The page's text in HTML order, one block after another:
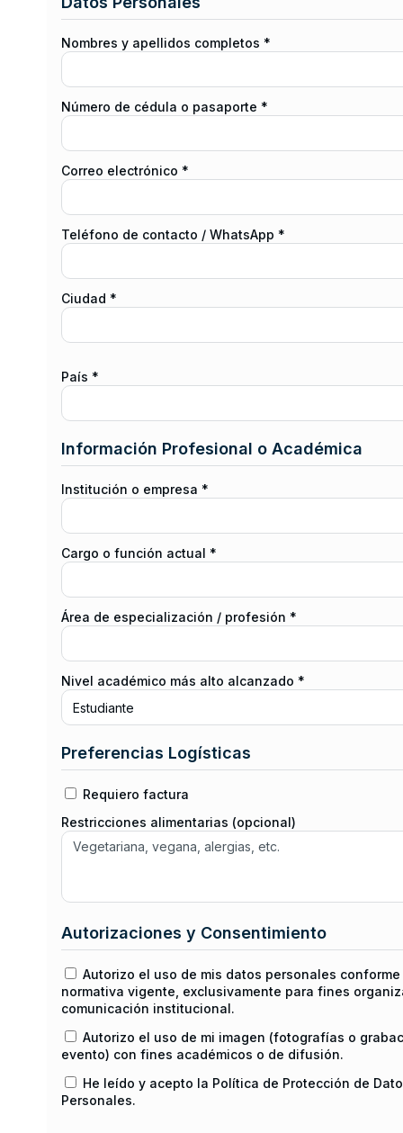
Nombres y apellidos completos *
Número de cédula o pasaporte *
Correo electrónico *
Teléfono de contacto / WhatsApp *
Ciudad *
País *
Información Profesional o Académica
Institución o empresa *
Cargo o función actual *
Área de especialización / profesión *
Nivel académico más alto alcanzado *
Preferencias Logísticas
Requiero factura
Restricciones alimentarias (opcional)
Autorizaciones y Consentimiento
Autorizo el uso de mis datos personales
normativa vigente, exclusivamente para fines
comunicación institucional.
Autorizo el uso de mi imagen (fotografías o
evento) con fines académicos o de difusión.
He leído y acepto la Política de Protección de
Personales.